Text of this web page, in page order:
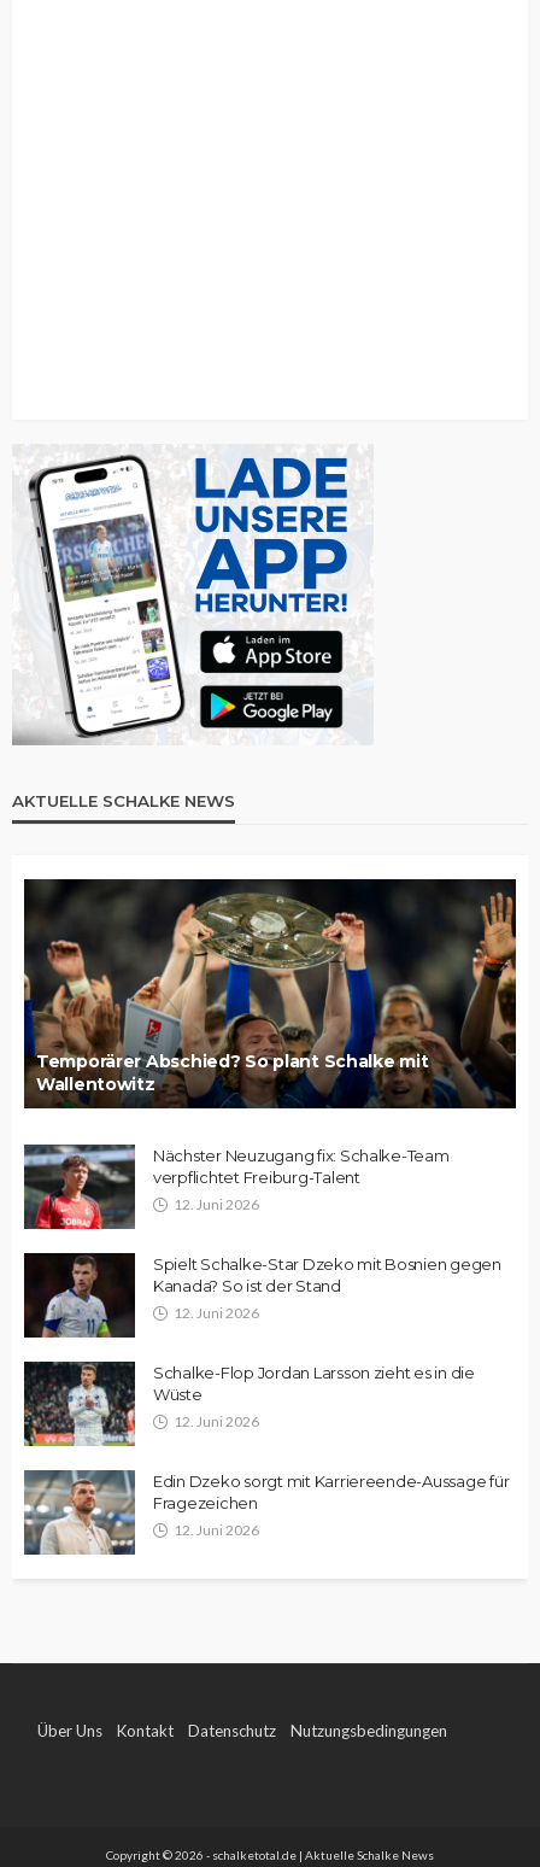
AKTUELLE SCHALKE NEWS
Temporärer Abschied? So plant Schalke mit
Wallentowitz
Nächster Neuzugang fix: Schalke-Team
verpflichtet Freiburg-Talent
12. Juni 2026
Spielt Schalke-Star Dzeko mit Bosnien gegen
Kanada? So ist der Stand
12. Juni 2026
Schalke-Flop Jordan Larsson zieht es in die
Wüste
12. Juni 2026
Edin Dzeko sorgt mit Karriereende-Aussage für
Fragezeichen
12. Juni 2026
Über Uns Kontakt Datenschutz Nutzungsbedingungen
Copyright © 2026 - schalketotal.de | Aktuelle Schalke News